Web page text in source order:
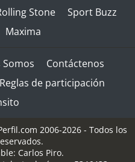
Stone
Sport Buzz
Maxima
Somos
Contáctenos
Reglas de participación
2006-2026 - Todos los
Carlos Piro.